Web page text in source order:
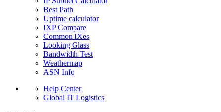
Best Path
Uptime calculator
IXP Compare
Common IXes
Looking Glass
Bandwidth Test
Weathermap
ASN Info
Help Center
Global IT Logistics